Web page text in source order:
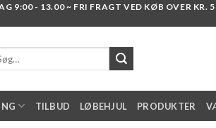
9:00 - 13.00 ~ FRI FRAGT VED KØB OVER KR.
TILBUD LØBEHJUL PRODUKTER